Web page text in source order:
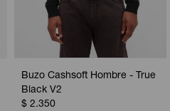
Buzo Cashsoft Hombre - True
Black V2
$ 2.350